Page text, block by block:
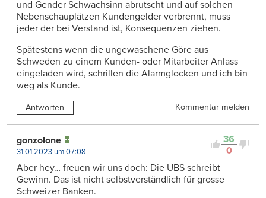
und Gender Schwachsinn abrutscht und auf solchen
Nebenschauplätzen Kundengelder verbrennt, muss
jeder der bei Verstand ist, Konsequenzen ziehen.
Spätestens wenn die ungewaschene Göre aus
Schweden zu einem Kunden- oder Mitarbeiter Anlass
eingeladen wird, schrillen die Alarmglocken und ich bin
weg als Kunde.
Antworten Kommentar melden
36
0
gonzolone
31.01.2023 um 07:08
Aber hey… freuen wir uns doch: Die UBS schreibt
Gewinn. Das ist nicht selbstverständlich für grosse
Schweizer Banken.